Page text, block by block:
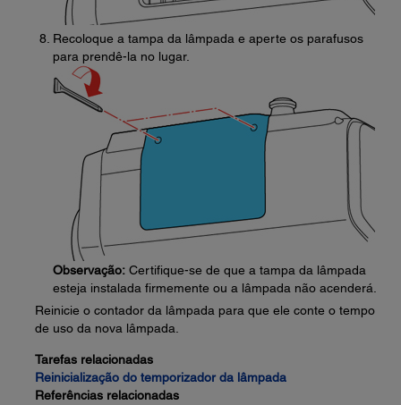
Recoloque a tampa da lâmpada e aperte os parafusos
para prendê-la no lugar.
Observação: Certifique-se de que a tampa da lâmpada
esteja instalada firmemente ou a lâmpada não acenderá.
Reinicie o contador da lâmpada para que ele conte o tempo
de uso da nova lâmpada.
Tarefas relacionadas
Reinicialização do temporizador da lâmpada
Referências relacionadas